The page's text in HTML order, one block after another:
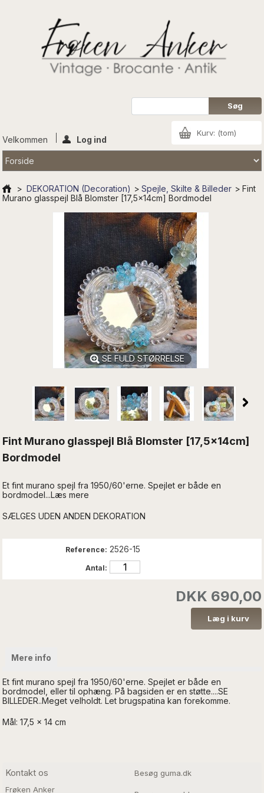
Kurv: (tom)
Velkommen Log ind
> DEKORATION (Decoration) > Spejle, Skilte & Billeder > Fint
Murano glasspejl Blå Blomster [17,5x14cm] Bordmodel
SE FULD STØRRELSE
Fint Murano glasspejl Blå Blomster [17,5x14cm]
Bordmodel
Et fint murano spejl fra 1950/60'erne. Spejlet er både en
bordmodel...Læs mere
SÆLGES UDEN ANDEN DEKORATION
Reference: 2526-15
Antal:
DKK 690,00
Mere info
Et fint murano spejl fra 1950/60'erne. Spejlet er både en
bordmodel, eller til ophæng. På bagsiden er en støtte....SE
BILLEDER..Meget velholdt. Let brugspatina kan forekomme.
Mål: 17,5 x 14 cm
Kontakt os
Frøken Anker
Besøg guma.dk